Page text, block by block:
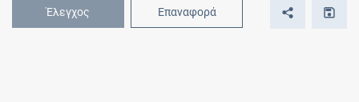
Έλεγχος Επαναφορά